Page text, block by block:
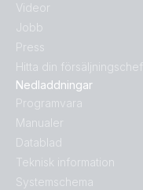
Nedladdningar
Programvara
Manualer
Datablad
Teknisk information
Systemschema
Videor
Jobb
Press
Hitta din försäljningschef